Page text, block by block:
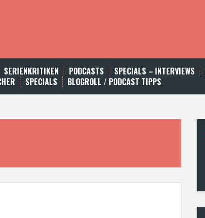
SERIENKRITIKEN PODCASTS SPECIALS – INTERVIEWS
SPECIALS BLOGROLL / PODCAST TIPPS